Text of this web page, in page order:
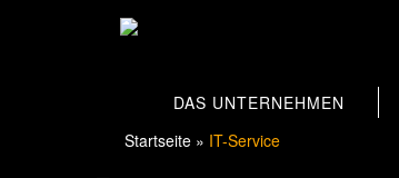
DAS UNTERNEHMEN
Startseite » IT-Service